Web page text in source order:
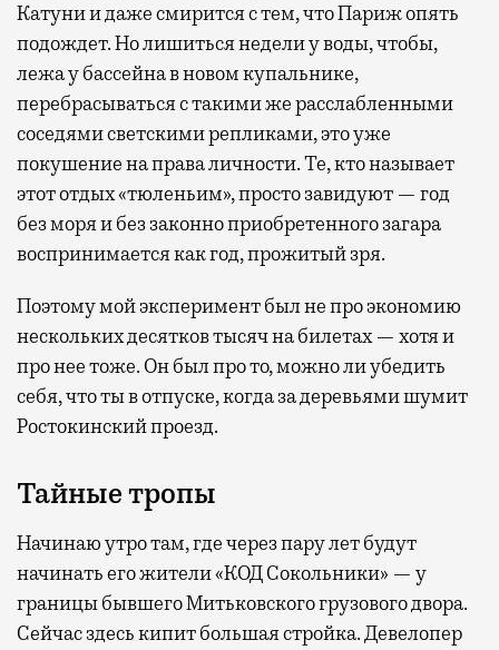
Катуни и даже смирится с тем, что Париж опять
подождет. Но лишиться недели у воды, чтобы,
лежа у бассейна в новом купальнике,
перебрасываться с такими же расслабленными
соседями светскими репликами, это уже
покушение на права личности. Те, кто называет
этот отдых «тюленьим», просто завидуют — год
без моря и без законно приобретенного загара
воспринимается как год, прожитый зря.
Поэтому мой эксперимент был не про экономию
нескольких десятков тысяч на билетах — хотя и
про нее тоже. Он был про то, можно ли убедить
себя, что ты в отпуске, когда за деревьями шумит
Ростокинский проезд.
Тайные тропы
Начинаю утро там, где через пару лет будут
начинать его жители «КОД Сокольники» — у
границы бывшего Митьковского грузового двора.
Сейчас здесь кипит большая стройка. Девелопер